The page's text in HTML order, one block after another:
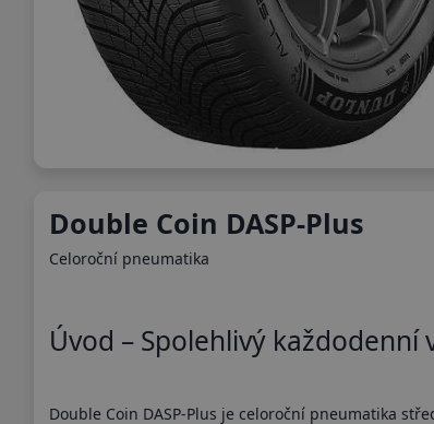
Double Coin DASP-Plus
Celoroční pneumatika
Úvod – Spolehlivý každodenní
Double Coin DASP-Plus je celoroční pneumatika